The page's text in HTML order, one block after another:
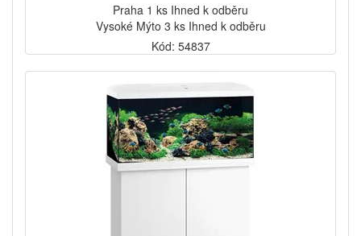
Praha 1 ks Ihned k odběru
Vysoké Mýto 3 ks Ihned k odběru
Kód: 54837